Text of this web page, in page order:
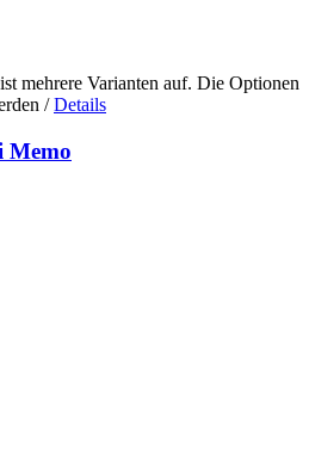
mehrere Varianten auf. Die Optionen
/ Details
Memo